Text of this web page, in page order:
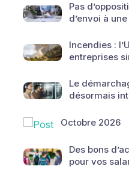
Pas
d’envoi à
Incendies :
entreprises
Le
désormais
Octobre 2026
Des bons
pour vos